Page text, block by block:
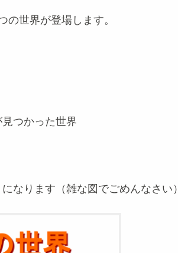
の世界が登場します。
つかった世界
なります（雑な図でごめんなさい）